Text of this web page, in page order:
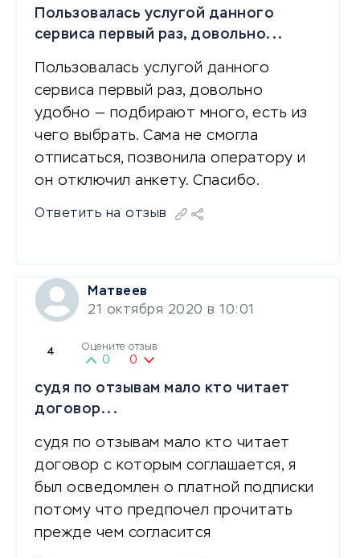
Пользовалась услугой данного
сервиса первый раз, довольно...
Пользовалась услугой данного
сервиса первый раз, довольно
удобно — подбирают много, есть из
чего выбрать. Сама не смогла
отписаться, позвонила оператору и
он отключил анкету. Спасибо.
Ответить на отзыв
Матвеев
21 октября 2020 в 10:01
4 Оцените отзыв
0 0
судя по отзывам мало кто читает
договор...
судя по отзывам мало кто читает
договор с которым соглашается, я
был осведомлен о платной подписки
потому что предпочел прочитать
прежде чем согласится